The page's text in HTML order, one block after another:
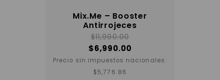
Mix.Me – Booster
Antirrojeces
$11,990.00
$6,990.00
Precio sin impuestos nacionales:
$5,776.86